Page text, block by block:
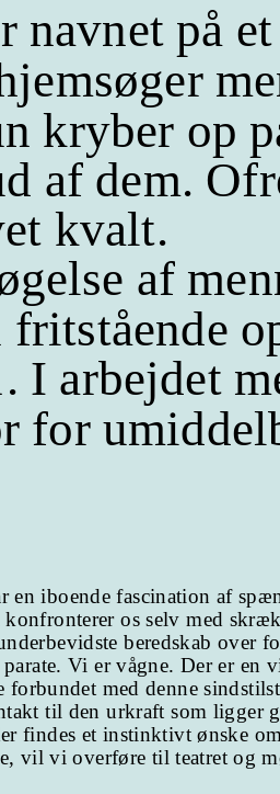
navnet på
kryber op
af dem.
kvalt.
af
I arbejdet
for
en iboende fascination af
os selv med
beredskab over
Vi er vågne. Der er en
forbundet med denne
til den urkraft som ligger
findes et instinktivt ønske
vil vi overføre til teatret og